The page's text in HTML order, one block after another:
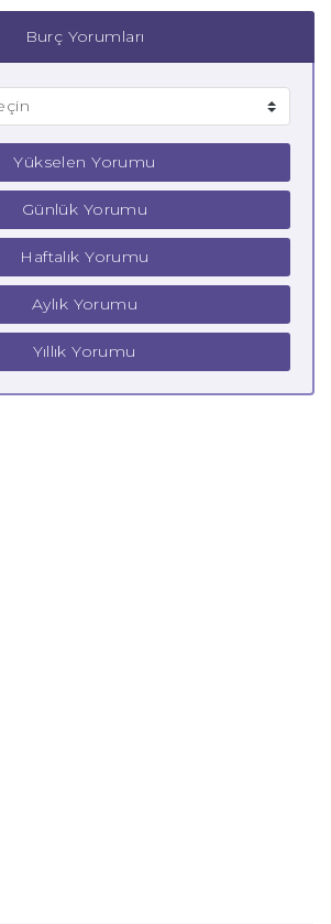
Burç Yorumları
Yükselen Yorumu
Günlük Yorumu
Haftalık Yorumu
Aylık Yorumu
Yıllık Yorumu